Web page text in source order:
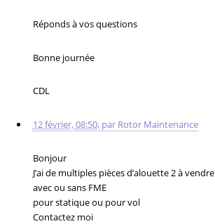
Réponds à vos questions
Bonne journée
CDL
12 février, 08:50, par Rotor Maintenance
Bonjour
J’ai de multiples pièces d’alouette 2 à vendre
avec ou sans FME
pour statique ou pour vol
Contactez moi